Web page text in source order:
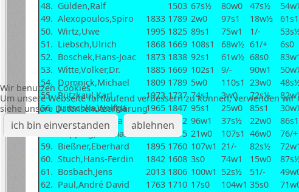
48. Gülden,Ralf 1503 67s½ 80w0 47s½
49. Alexopoulos,Spiro 1833 1789 2w0 97s1 18w½ 61s1
50. Wirtz,Uwe 1995 1825 89s1 75w1 1/-
51. Liebsch,Ulrich 1868 1669 108s1 68w½ 61/+ 6s0
52. Boschek,Hans-Joac 1873 1838 92s1 61w½ 68s0 83w1
53. Witte,Volker,Dr. 1885 1669 102s1 9/- 90w1
54. Domnick,Michael 1809 1789 5w0 110s1 23w0
55. Pützkaul,Karl 1973 1737 74s1 3w0 72s½
56. Jiritschka,Wolfga 1965 1847 95s1 25w0 85s1
57.
Ziabari,Morteza 1874 1792 96w1 37s½ 22w0 86s1
Depping,Thomas 1595 21w0 107s1 46w0 76/+
59. Bießner,Eberhard 1895 1760 107w1 21/- 82s½ 72w1
60. Stuch,Hans-Ferdin 1842 1608 3s0 74w1 15w0
61. Bosbach,Jens 2013 1806 100w1 52s½ 51/-
62. Paul,André David 1763 1710 17s0 104w1 35s0
Wir benutzen Cookies
Um unsere Webseite fortlaufend verbessern zu können, verwenden
siehe unsere Datenschutzerklärung
ich bin einverstanden ablehnen